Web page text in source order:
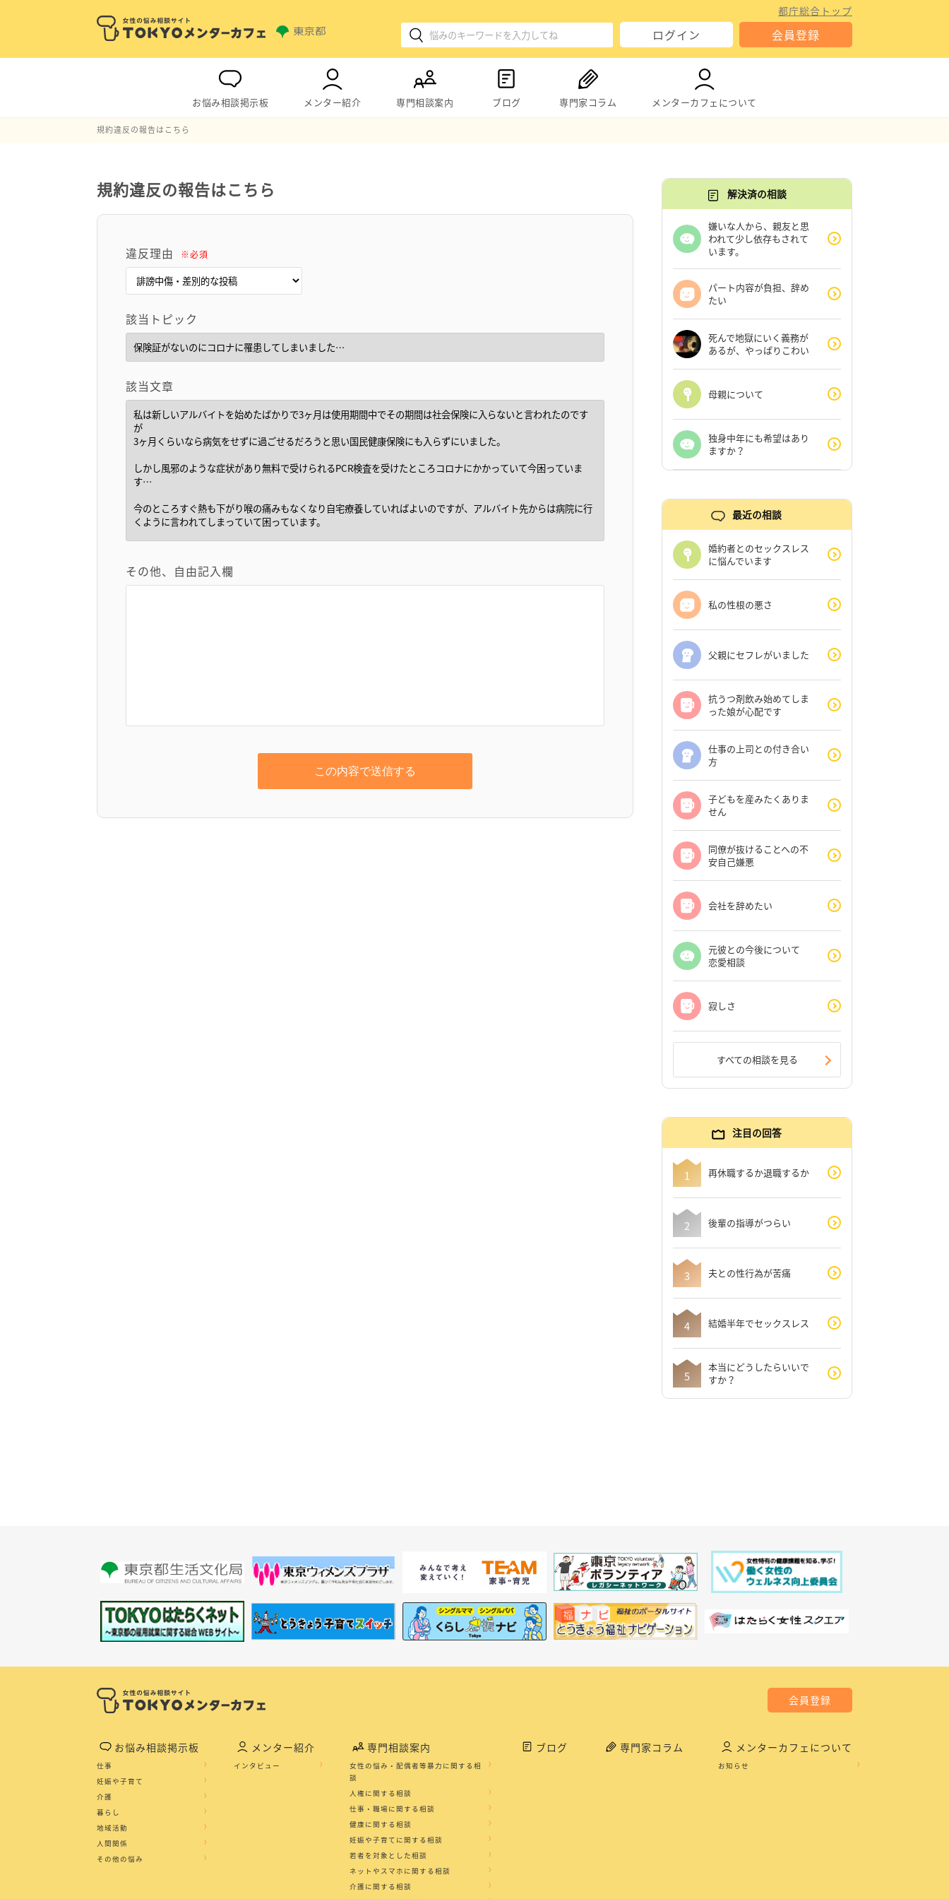
都庁総合トップ
ログイン 会員登録
お悩み相談掲示板 メンター紹介 専門相談案内 ブログ 専門家コラム メンターカフェについて
規約違反の報告はこちら
規約違反の報告はこちら
違反理由 ※必須
該当トピック
該当文章
その他、自由記入欄
この内容で送信する
解決済の相談
嫌いな人から、親友と思
われて少し依存もされて
います。
パート内容が負担、辞め
たい
死んで地獄にいく義務が
あるが、やっぱりこわい
母親について
独身中年にも希望はあり
ますか？
最近の相談
婚約者とのセックスレス
に悩んでいます
私の性根の悪さ
父親にセフレがいました
抗うつ剤飲み始めてしま
った娘が心配です
仕事の上司との付き合い
方
子どもを産みたくありま
せん
同僚が抜けることへの不
安自己嫌悪
会社を辞めたい
元彼との今後について
恋愛相談
寂しさ
すべての相談を見る
注目の回答
再休職するか退職するか
後輩の指導がつらい
夫との性行為が苦痛
結婚半年でセックスレス
本当にどうしたらいいで
すか？
会員登録
お悩み相談掲示板
仕事
妊娠や子育て
介護
暮らし
地域活動
人間関係
その他の悩み
メンター紹介
インタビュー
専門相談案内
女性の悩み・配偶者等暴力に関する相
談
人権に関する相談
仕事・職場に関する相談
健康に関する相談
妊娠や子育てに関する相談
若者を対象とした相談
ネットやスマホに関する相談
介護に関する相談
ブログ 専門家コラム メンターカフェについて
お知らせ